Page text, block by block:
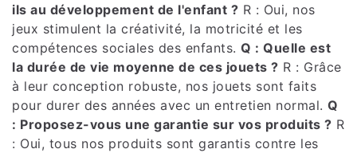
ils au développement de l'enfant ? R : Oui, nos
jeux stimulent la créativité, la motricité et les
compétences sociales des enfants. Q : Quelle est
la durée de vie moyenne de ces jouets ? R : Grâce
à leur conception robuste, nos jouets sont faits
pour durer des années avec un entretien normal. Q
: Proposez-vous une garantie sur vos produits ? R
: Oui, tous nos produits sont garantis contre les